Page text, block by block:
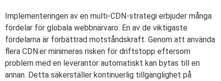
Implementeringen av en multi-CDN-strategi erbjuder många
fördelar för globala webbnärvaro. En av de viktigaste
fördelarna är förbättrad motståndskraft. Genom att använda
flera CDN:er minimeras risken för driftstopp eftersom
problem med en leverantör automatiskt kan bytas till en
annan. Detta säkerställer kontinuerlig tillgänglighet på